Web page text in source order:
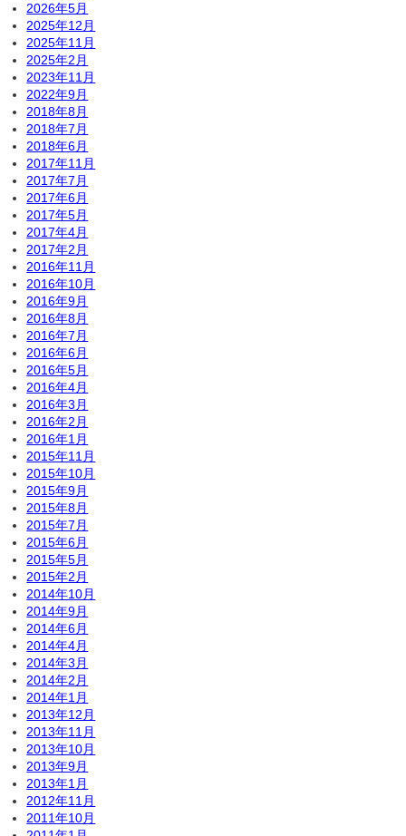
2026年5月
2025年12月
2025年11月
2025年2月
2023年11月
2022年9月
2018年8月
2018年7月
2018年6月
2017年11月
2017年7月
2017年6月
2017年5月
2017年4月
2017年2月
2016年11月
2016年10月
2016年9月
2016年8月
2016年7月
2016年6月
2016年5月
2016年4月
2016年3月
2016年2月
2016年1月
2015年11月
2015年10月
2015年9月
2015年8月
2015年7月
2015年6月
2015年5月
2015年2月
2014年10月
2014年9月
2014年6月
2014年4月
2014年3月
2014年2月
2014年1月
2013年12月
2013年11月
2013年10月
2013年9月
2013年1月
2012年11月
2011年10月